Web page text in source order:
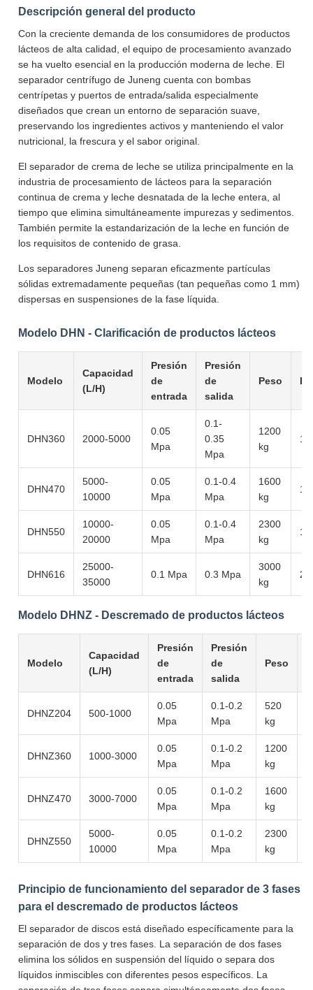
Descripción general del producto
Con la creciente demanda de los consumidores de productos
lácteos de alta calidad, el equipo de procesamiento avanzado
se ha vuelto esencial en la producción moderna de leche. El
separador centrífugo de Juneng cuenta con bombas
centrípetas y puertos de entrada/salida especialmente
diseñados que crean un entorno de separación suave,
preservando los ingredientes activos y manteniendo el valor
nutricional, la frescura y el sabor original.
El separador de crema de leche se utiliza principalmente en la
industria de procesamiento de lácteos para la separación
continua de crema y leche desnatada de la leche entera, al
tiempo que elimina simultáneamente impurezas y sedimentos.
También permite la estandarización de la leche en función de
los requisitos de contenido de grasa.
Los separadores Juneng separan eficazmente partículas
sólidas extremadamente pequeñas (tan pequeñas como 1 mm)
dispersas en suspensiones de la fase líquida.
Modelo DHN - Clarificación de productos lácteos
Modelo
Capacidad
(L/H)
Presión
de
entrada
Presión
de
salida
Peso
DHN360 2000-5000
0.05
Mpa
0.1-
0.35
Mpa
1200
kg
DHN470
5000-
10000
0.05
Mpa
0.1-0.4
Mpa
1600
kg
DHN550
10000-
20000
0.05
Mpa
0.1-0.4
Mpa
2300
kg
DHN616
25000-
35000
0.1 Mpa 0.3 Mpa
3000
kg
Modelo DHNZ - Descremado de productos lácteos
Modelo
Capacidad
(L/H)
Presión
de
entrada
Presión
de
salida
Peso
DHNZ204 500-1000
0.05
Mpa
0.1-0.2
Mpa
520
kg
DHNZ360 1000-3000
0.05
Mpa
0.1-0.2
Mpa
1200
kg
DHNZ470 3000-7000
0.05
Mpa
0.1-0.2
Mpa
1600
kg
DHNZ550
5000-
10000
0.05
Mpa
0.1-0.2
Mpa
2300
kg
Principio de funcionamiento del separador de 3 fases
para el descremado de productos lácteos
El separador de discos está diseñado específicamente para la
separación de dos y tres fases. La separación de dos fases
elimina los sólidos en suspensión del líquido o separa dos
líquidos inmiscibles con diferentes pesos específicos. La